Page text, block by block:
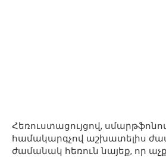
Հեռուստացույցով,
համակարգչով աշխատելիս
ժամանակ հեռուն նայեք, որ